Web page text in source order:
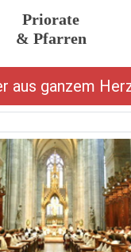
Priorate
& Pfarren
aus ganzem